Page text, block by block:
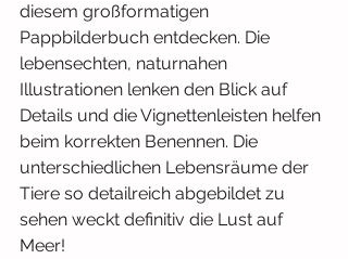
diesem großformatigen
Pappbilderbuch entdecken. Die
lebensechten, naturnahen
Illustrationen lenken den Blick auf
Details und die Vignettenleisten helfen
beim korrekten Benennen. Die
unterschiedlichen Lebensräume der
Tiere so detailreich abgebildet zu
sehen weckt definitiv die Lust auf
Meer!